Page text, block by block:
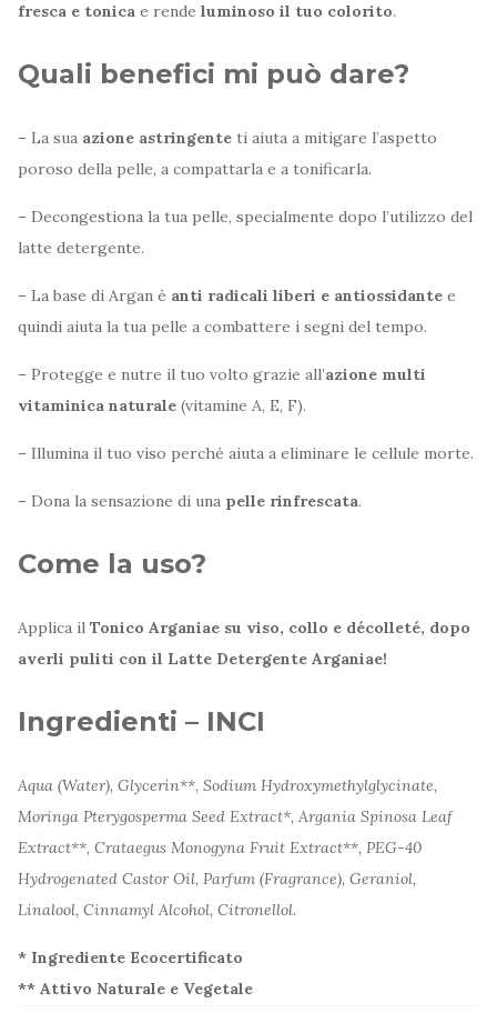
fresca e tonica e rende luminoso il tuo colorito.
Quali benefici mi può dare?
– La sua azione astringente ti aiuta a mitigare l’aspetto
poroso della pelle, a compattarla e a tonificarla.
– Decongestiona la tua pelle, specialmente dopo l’utilizzo del
latte detergente.
– La base di Argan è anti radicali liberi e antiossidante e
quindi aiuta la tua pelle a combattere i segni del tempo.
– Protegge e nutre il tuo volto grazie all’azione multi
vitaminica naturale (vitamine A, E, F).
– Illumina il tuo viso perché aiuta a eliminare le cellule morte.
– Dona la sensazione di una pelle rinfrescata.
Come la uso?
Applica il Tonico Arganiae su viso, collo e décolleté, dopo
averli puliti con il Latte Detergente Arganiae!
Ingredienti – INCI
Aqua (Water), Glycerin**, Sodium Hydroxymethylglycinate,
Moringa Pterygosperma Seed Extract*, Argania Spinosa Leaf
Extract**, Crataegus Monogyna Fruit Extract**, PEG-40
Hydrogenated Castor Oil, Parfum (Fragrance), Geraniol,
Linalool, Cinnamyl Alcohol, Citronellol.
* Ingrediente Ecocertificato
** Attivo Naturale e Vegetale